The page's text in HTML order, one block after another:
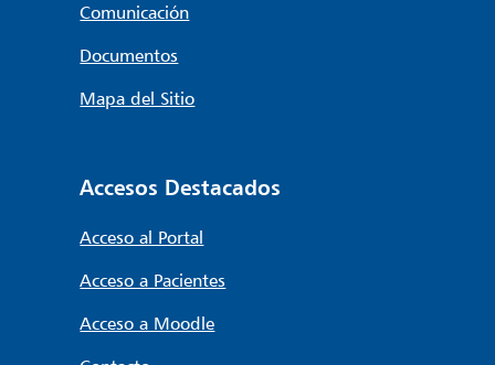
Comunicación
Documentos
Mapa del Sitio
Accesos Destacados
Acceso al Portal
Acceso a Pacientes
Acceso a Moodle